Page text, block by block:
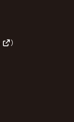
）